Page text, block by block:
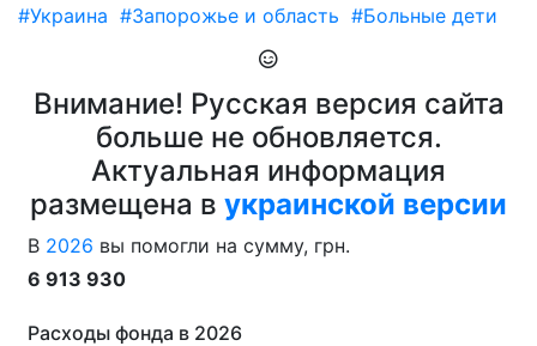
#Украина #Запорожье и область #Больные дети
Внимание! Русская версия сайта
больше не обновляется.
Актуальная информация
размещена в украинской версии
В 2026 вы помогли на сумму, грн.
6 913 930
Расходы фонда в 2026